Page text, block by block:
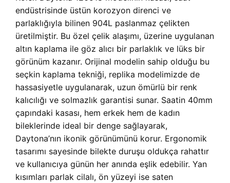
endüstrisinde üstün korozyon direnci ve
parlaklığıyla bilinen 904L paslanmaz çelikten
üretilmiştir. Bu özel çelik alaşımı, üzerine uygulanan
altın kaplama ile göz alıcı bir parlaklık ve lüks bir
görünüm kazanır. Orijinal modelin sahip olduğu bu
seçkin kaplama tekniği, replika modelimizde de
hassasiyetle uygulanarak, uzun ömürlü bir renk
kalıcılığı ve solmazlık garantisi sunar. Saatin 40mm
çapındaki kasası, hem erkek hem de kadın
bileklerinde ideal bir denge sağlayarak,
Daytona’nın ikonik görünümünü korur. Ergonomik
tasarımı sayesinde bilekte duruşu oldukça rahattır
ve kullanıcıya günün her anında eşlik edebilir. Yan
kısımları parlak cilalı, ön yüzeyi ise saten